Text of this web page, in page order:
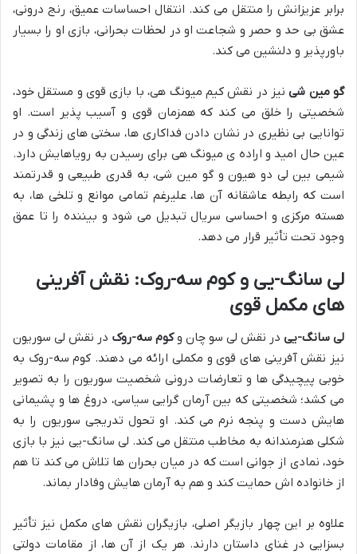
برابر عزیزانش را منتقل می کند. انتقال احساسات عمیق، رنج درونی،
عشق بی حد و حصر و شجاعت او در لحظات بحرانی، بازی او را بسیار
باورپذیر و دلنشین می کند.
گو مین شینیز در نقش کیم میونگ هی، با بازی قوی و مستقل خود،
شخصیتی را خلق می کند که همزمان قوی و آسیب پذیر است. او
توانایی بی نظیری در نشان دادن فداکاری ها، سختی های زندگی و در
عین حال امید و اراده ی میونگ هی برای رسیدن به رویاهایش دارد.
شیمی بین لی دو هیون و گو مین شی، به قدری طبیعی و قدرتمند
است که رابطه عاشقانه آن ها، علیرغم تمامی موانع و تلخی ها، به
هسته مرکزی و احساسی سریال تبدیل می شود و بیننده را تا عمق
وجود تحت تأثیر قرار می دهد.
لی سانگ-یی و کوم سه-روک: نقش آفرینی
های مکمل قوی
لی سانگ-یی در نقش لی سو چان وکوم سه-روک در نقش لی سوریون
نیز نقش آفرینی های قوی و مکملی ارائه می دهند. کوم سه-روک به
خوبی پیچیدگی ها و تعارضات درونی شخصیت سوریون را به تصویر
می کشد؛ شخصیتی که بین آرمان گرایی سیاسی، دروغ ها و پشیمانی
هایش دست و پنجه نرم می کند. او تحول تدریجی سوریون را به
شکلی هنرمندانه به مخاطب منتقل می کند. لی سانگ-یی نیز با بازی
خود، نمادی از جوانی است که در میان بحران ها تلاش می کند تا هم
از خانواده اش حمایت کند و هم به آرمان هایش وفادار بماند.
علاوه بر این چهار بازیگر اصلی، بازیگران نقش های مکمل نیز تأثیر
بسزایی در غنای داستان دارند. هر یک از آن ها، از مقامات دولتی